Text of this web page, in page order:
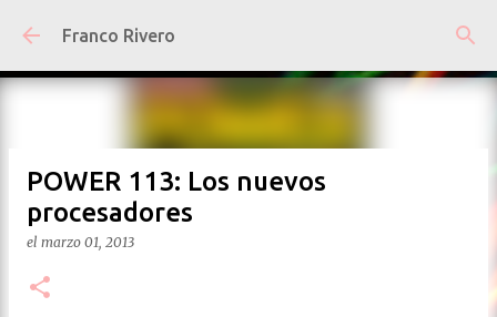
Ir al contenido principal
Franco Rivero
POWER 113: Los nuevos
procesadores
el marzo 01, 2013